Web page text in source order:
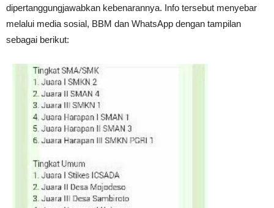
dipertanggungjawabkan kebenarannya. Info tersebut menyebar
melalui media sosial, BBM dan WhatsApp dengan tampilan
sebagai berikut: